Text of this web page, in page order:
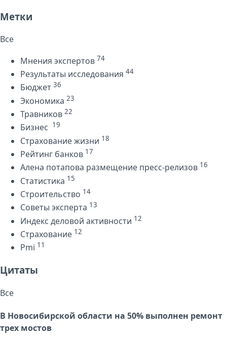
Метки
Все
Мнения экспертов 74
Результаты исследования 44
Бюджет 36
Экономика 23
Травников 22
Бизнес 19
Страхование жизни 18
Рейтинг банков 17
Алена потапова размещение пресс-релизов 16
Статистика 15
Строительство 14
Советы эксперта 13
Индекс деловой активности 12
Страхование 12
Pmi 11
Цитаты
Все
В Новосибирской области на 50% выполнен ремонт
трех мостов